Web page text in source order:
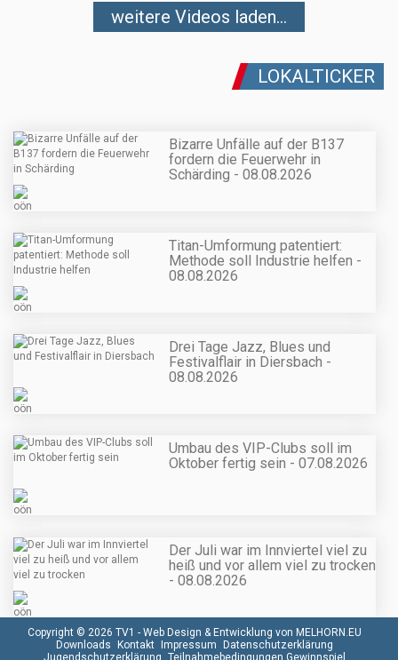
weitere Videos laden...
LOKALTICKER
Bizarre Unfälle auf der B137
fordern die Feuerwehr in
Schärding - 08.08.2026
Titan-Umformung patentiert:
Methode soll Industrie helfen -
08.08.2026
Drei Tage Jazz, Blues und
Festivalflair in Diersbach -
08.08.2026
Umbau des VIP-Clubs soll im
Oktober fertig sein - 07.08.2026
Der Juli war im Innviertel viel zu
heiß und vor allem viel zu trocken
- 08.08.2026
Copyright © 2026 TV1 - Web Design & Entwicklung von MELHORN.EU
Downloads Kontakt Impressum Datenschutzerklärung
Jugendschutzerklärung Teilnahmebedingungen Gewinnspiel